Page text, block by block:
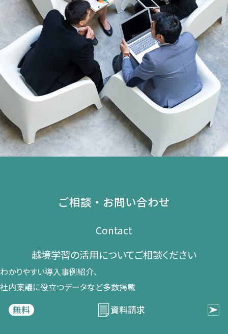
ご相談・お問い合わせ
Contact
越境学習の​活用に​ついて​ご相談ください​
わかりやすい導入事例紹介、​
社内稟議に​役立つデータなど​多数掲載
無料
資料請求